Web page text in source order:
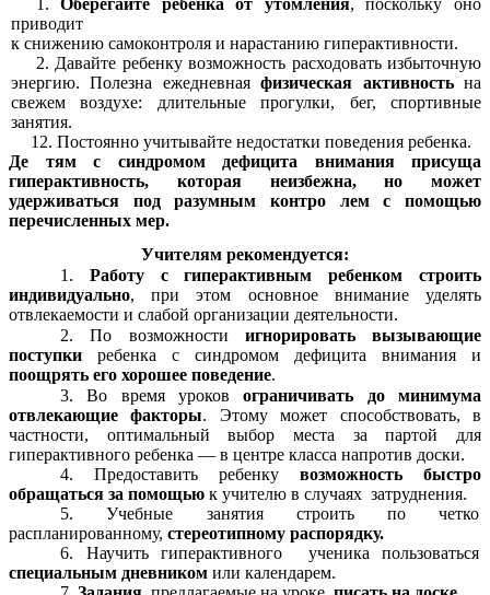
приводит
к снижению самоконтроля и нарастанию гиперактивности.
Давайте ребенку возможность расходовать избыточную
энергию. Полезна ежедневнаяфизическая активностьна
свежем воздухе:
длительные прогулки, бег, спортивные
занятия.
12. Постоянно учитывайте недостатки поведения ребенка.
Де тям с синдромом дефицита внимания присуща
гиперактивность, которая неизбежна, но может
удерживаться под разумным контро лем с помощью
перечисленных мер.
Учителям рекомендуется:
1. Работу с гиперактивным ребенком строить
индивидуально, при этом основное внимание уделять
отвлекаемости и слабой организации деятельности.
2. По возможности игнорировать вызывающие
поступки ребенка с синдромом дефицита внимания и
поощрять его хорошее поведение.
3. Во время уроковограничивать до минимума
отвлекающие факторы. Этому может способствовать, в
частности, оптимальный выбор места за
партой для
гиперактивного ребенка — в центре класса напротив доски.
4. Предоставить ребенкувозможность быстро
обращаться за помощью к учителю в случаях затруднения.
5. Учебные занятия строить по четко
распланированному, стереотипному распорядку.
6. Научить гиперактивного ученика пользоваться
специальным дневником или календарем.